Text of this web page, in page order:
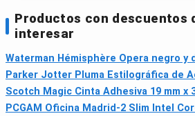
Productos con descuentos
interesar
Waterman Hémisphère Opera negro y
Parker Jotter Pluma Estilográfica de
Scotch Magic Cinta Adhesiva 19 mm x
PCGAM Oficina Madrid-2 Slim Intel